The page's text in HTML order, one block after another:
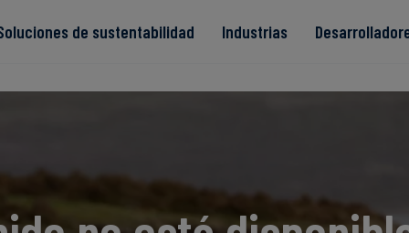
de sustentabilidad Industrias
Read more
Read more